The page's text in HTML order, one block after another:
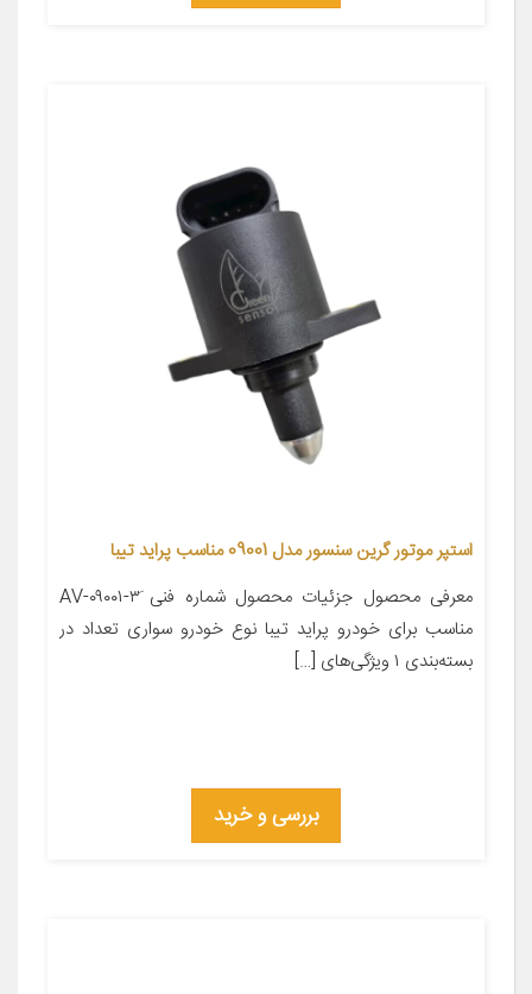
استپر موتور گرین سنسور مدل 09001 مناسب پراید تیبا
معرفی محصول جزئیات محصول شماره فنی َAV-۰۹۰۰۱-۳
مناسب برای خودرو پراید تیبا نوع خودرو سواری تعداد در
بسته‌بندی ۱ ویژگی‌های […]
بررسی و خرید